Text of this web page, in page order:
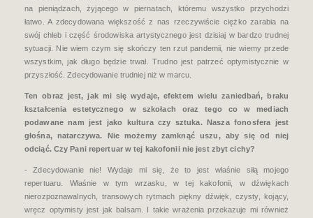
na pieniądzach, żyjącego w piernatach, któremu wszystko przychodzi
łatwo. A zdecydowana większość z nas rzeczywiście ciężko zarabia na
swój chleb i część środowiska artystycznego jest dzisiaj w bardzo trudnej
sytuacji. Nie wiem czym się skończy ten rzut pandemii, nie wiemy przede
wszystkim, jak długo będzie trwał. Trudno jest patrzeć optymistycznie w
przyszłość. Zdecydowanie trudniej niż w marcu.
Ten obraz jest,jak mi się wydaje, efektem wielu zaniedbań, braku
kształcenia estetycznego w szkołach oraz tego co w mediach
podawane nam jest jako kultura czy sztuka. Nasza fonosfera jest
głośna, natarczywa. Nie możemy zamknąć uszu, aby się od niej
odciąć. Czy Pani repertuar w tej kakofonii nie jest zbyt cichy?
- Zdecydowanie nie! Wydaje mi się, że to jest właśnie siłą mojego
repertuaru. Właśnie w tym wrzasku, w tej kakofonii, w dźwiękach
nierozpoznawalnych, transowych rytmach piękny dźwięk, czysty, kojący,
wręcz optymisty jest jak balsam. I takie wrażenia przekazuje mi również